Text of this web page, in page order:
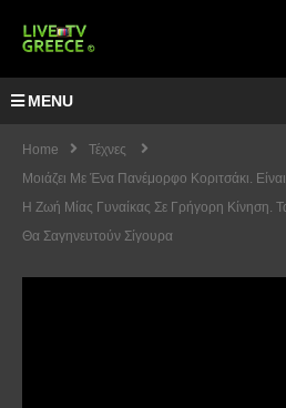
MENU
Home
Τέχνες
Μοιάζει Με Ένα Πανέμορφο Κοριτσάκι.
Η Ζωή Μίας Γυναίκας Σε Γρήγορη Κίνηση.
Θα Σαγηνευτούν Σίγουρα